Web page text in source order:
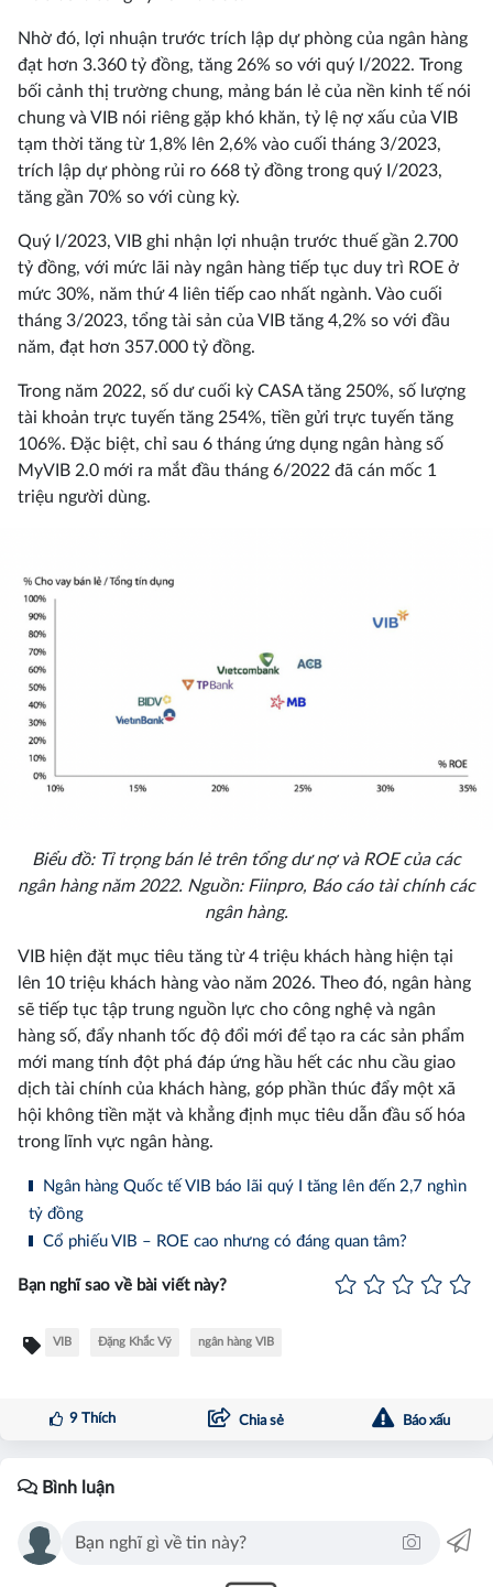
Nhờ đó, lợi nhuận trước trích lập dự phòng của ngân hàng
đạt hơn 3.360 tỷ đồng, tăng 26% so với quý I/2022. Trong
bối cảnh thị trường chung, mảng bán lẻ của nền kinh tế nói
chung và VIB nói riêng gặp khó khăn, tỷ lệ nợ xấu của VIB
tạm thời tăng từ 1,8% lên 2,6% vào cuối tháng 3/2023,
trích lập dự phòng rủi ro 668 tỷ đồng trong quý I/2023,
tăng gần 70% so với cùng kỳ.
Quý I/2023, VIB ghi nhận lợi nhuận trước thuế gần 2.700
tỷ đồng, với mức lãi này ngân hàng tiếp tục duy trì ROE ở
mức 30%, năm thứ 4 liên tiếp cao nhất ngành. Vào cuối
tháng 3/2023, tổng tài sản của VIB tăng 4,2% so với đầu
năm, đạt hơn 357.000 tỷ đồng.
Trong năm 2022, số dư cuối kỳ CASA tăng 250%, số lượng
tài khoản trực tuyến tăng 254%, tiền gửi trực tuyến tăng
106%. Đặc biệt, chỉ sau 6 tháng ứng dụng ngân hàng số
MyVIB 2.0 mới ra mắt đầu tháng 6/2022 đã cán mốc 1
triệu người dùng.
Biểu đồ: Tỉ trọng bán lẻ trên tổng dư nợ và ROE của các
ngân hàng năm 2022. Nguồn: Fiinpro, Báo cáo tài chính các
ngân hàng.
VIB hiện đặt mục tiêu tăng từ 4 triệu khách hàng hiện tại
lên 10 triệu khách hàng vào năm 2026. Theo đó, ngân hàng
sẽ tiếp tục tập trung nguồn lực cho công nghệ và ngân
hàng số, đẩy nhanh tốc độ đổi mới để tạo ra các sản phẩm
mới mang tính đột phá đáp ứng hầu hết các nhu cầu giao
dịch tài chính của khách hàng, góp phần thúc đẩy một xã
hội không tiền mặt và khẳng định mục tiêu dẫn đầu số hóa
trong lĩnh vực ngân hàng.
Ngân hàng Quốc tế VIB báo lãi quý I tăng lên đến 2,7 nghìn
tỷ đồng
Cổ phiếu VIB – ROE cao nhưng có đáng quan tâm?
Bạn nghĩ sao về bài viết này?
VIB Đặng Khắc Vỹ ngân hàng VIB
9Thích Chia sẻ Báo xấu
Bình luận